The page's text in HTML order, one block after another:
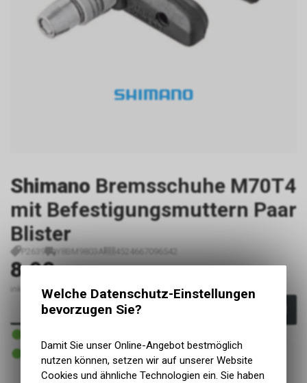
Shimano Bremsschuhe M70T4
mit Befestigungsmuttern Paar
Blister
P2639 Y8BM9803A 4524667096542
8.90CHF
inkl. MwSt., zzgl. Versandkosten
In den Warenkorb
Versand
1 - 3 Tage lieferbar
Abholung VELOIN Zweirad-Werkstatt
Welche Datenschutz-Einstellungen
bevorzugen Sie?
Damit Sie unser Online-Angebot bestmöglich
nutzen können, setzen wir auf unserer Website
Cookies und ähnliche Technologien ein. Sie haben